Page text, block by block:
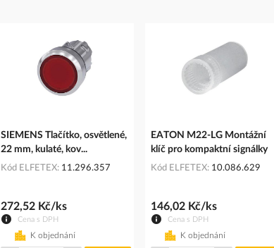
SIEMENS Tlačítko, osvětlené,
22 mm, kulaté, kov...
Kód ELFETEX 11.296.357
Cena s DPH
272,52 Kč/ks
K objednání
EATON M22-LG Montážní
klíč pro kompaktní signálky
Kód ELFETEX 10.086.629
Cena s DPH
146,02 Kč/ks
K objednání